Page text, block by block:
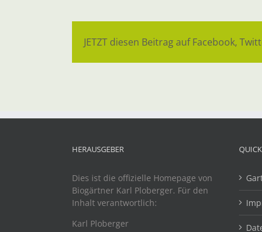
JETZT diesen Beitrag auf Facebook,
HERAUSGEBER
Dies ist die offizielle Homepage von
Biogärtner Karl Ploberger. Für den
Inhalt verantwortlich:
Karl Ploberger